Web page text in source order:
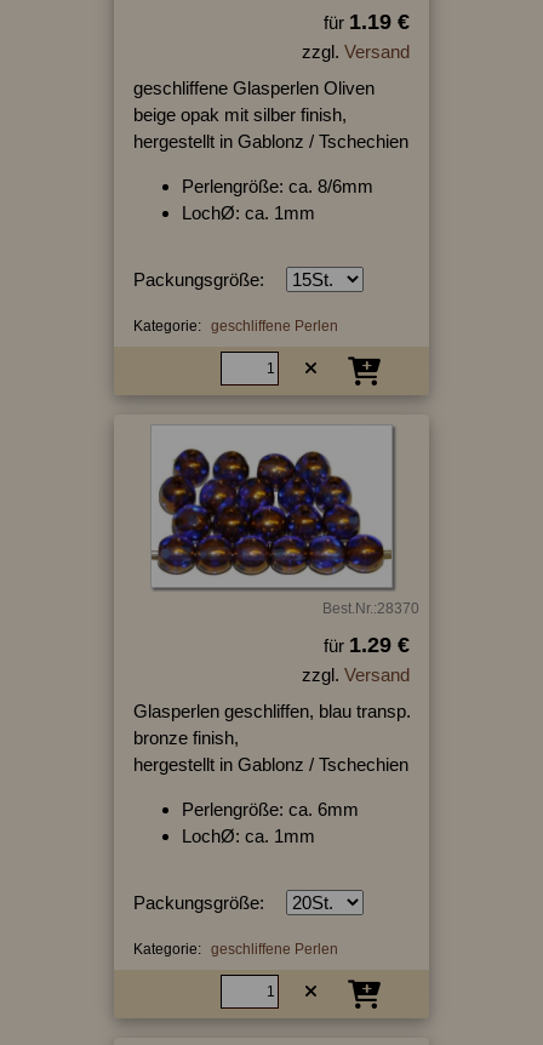
für 1.19 €
zzgl. Versand
geschliffene Glasperlen Oliven
beige opak mit silber finish,
hergestellt in Gablonz / Tschechien
Perlengröße: ca. 8/6mm
LochØ: ca. 1mm
Packungsgröße:
Kategorie: geschliffene Perlen
Best.Nr.:28370
für 1.29 €
zzgl. Versand
Glasperlen geschliffen, blau transp.
bronze finish,
hergestellt in Gablonz / Tschechien
Perlengröße: ca. 6mm
LochØ: ca. 1mm
Packungsgröße:
Kategorie: geschliffene Perlen